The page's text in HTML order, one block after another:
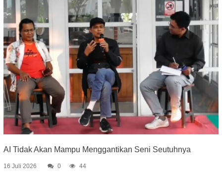
AI Tidak Akan Mampu Menggantikan Seni Seutuhnya
16 Juli 2026 0 44